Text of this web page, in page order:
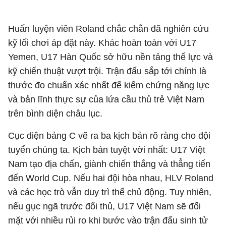
Huấn luyện viên Roland chắc chắn đã nghiên cứu
kỹ lối chơi áp đặt này. Khác hoàn toàn với U17
Yemen, U17 Hàn Quốc sở hữu nền tảng thể lực và
kỹ chiến thuật vượt trội. Trận đấu sắp tới chính là
thước đo chuẩn xác nhất để kiểm chứng năng lực
và bản lĩnh thực sự của lứa cầu thủ trẻ Việt Nam
trên bình diện châu lục.
Cục diện bảng C vẽ ra ba kịch bản rõ ràng cho đội
tuyển chúng ta. Kịch bản tuyệt vời nhất: U17 Việt
Nam tạo địa chấn, giành chiến thắng và thẳng tiến
đến World Cup. Nếu hai đội hòa nhau, HLV Roland
và các học trò vẫn duy trì thế chủ động. Tuy nhiên,
nếu gục ngã trước đối thủ, U17 Việt Nam sẽ đối
mặt với nhiều rủi ro khi bước vào trận đấu sinh tử